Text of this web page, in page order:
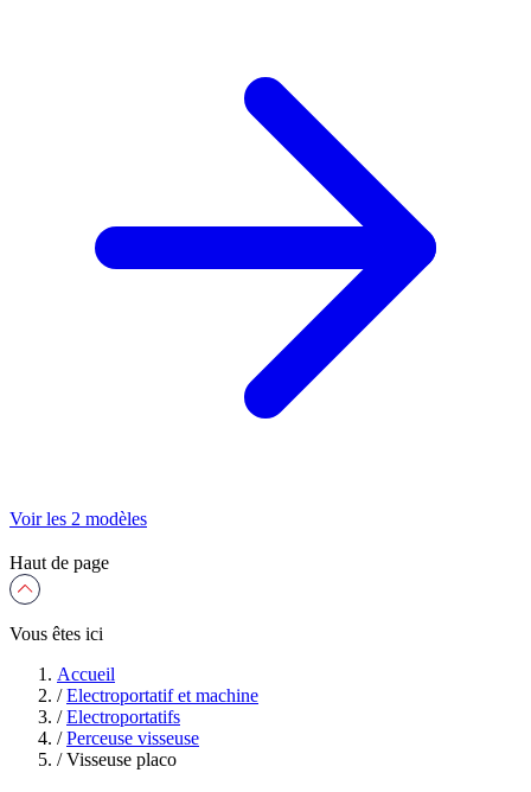
Voir les 2 modèles
Haut de page
Vous êtes ici
Accueil
/ Electroportatif et machine
/ Electroportatifs
/ Perceuse visseuse
/ Visseuse placo